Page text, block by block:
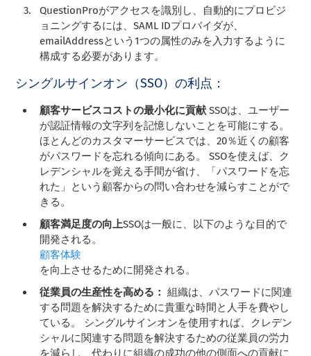
QuestionProがアクセスを識別し、自動的にプロビジ
ョニングするには、SAML IDプロバイダが、
emailAddressという1つの属性のみを入力するように
構成する必要があります。
シングルサインオン（SSO）の利点：
顧客サービスコストの最小化に貢献 SSOは、ユーザー
が認証情報の文字列を記憶しないことを可能にする。
ほとんどのカスタマーサービスでは、20％近くの顧客
がパスワードを忘れる傾向にある。 SSOを使えば、ク
レデンシャルを覚える手間が省け、「パスワードを忘
れた」という顧客からの問い合わせを減らすことがで
きる。
顧客満足度の向上SSOは一般に、以下のような目的で
開発される。
顧客体験
を向上させるために開発される。
従業員の生産性を高める：組織は、パスワードに関連
する問題を解決するために貴重な時間と人手を費やし
ている。 シングルサインオンを使用すれば、クレデン
シャルに関連する問題を解決するための従業員の労力
を減らし、代わりに組織の成功の他の側面への貢献に